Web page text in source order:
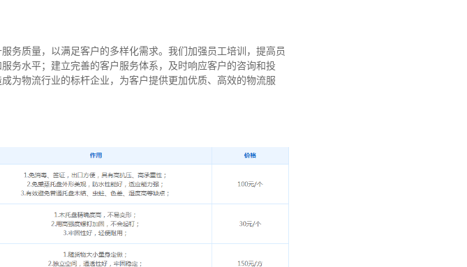
务质量，以满足客户的多样化需求。我们加强员工培训，提高员
务水平；建立完善的客户服务体系，及时响应客户的咨询和投
为物流行业的标杆企业，为客户提供更加优质、高效的物流服